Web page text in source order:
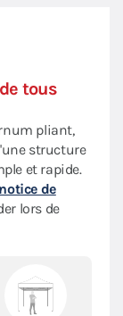
tous
pliant,
structure
et rapide.
notice de
lors de